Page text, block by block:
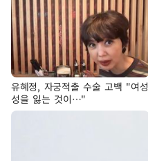
유혜정, 자궁적출 수술 고백 "여성
성을 잃는 것이…"